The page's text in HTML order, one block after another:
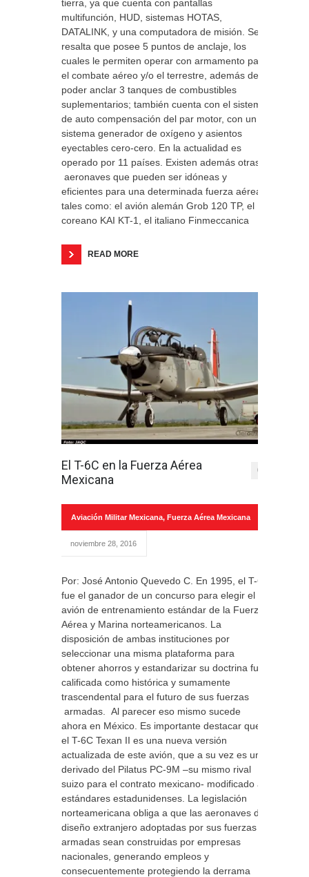
tierra, ya que cuenta con pantallas
multifunción, HUD, sistemas HOTAS,
DATALINK, y una computadora de misión. Se
resalta que posee 5 puntos de anclaje, los
cuales le permiten operar con armamento para
el combate aéreo y/o el terrestre, además de
poder anclar 3 tanques de combustibles
suplementarios; también cuenta con el sistema
de auto compensación del par motor, con un
sistema generador de oxígeno y asientos
eyectables cero-cero. En la actualidad es
operado por 11 países. Existen además otras
aeronaves que pueden ser idóneas y
eficientes para una determinada fuerza aérea,
tales como: el avión alemán Grob 120 TP, el
coreano KAI KT-1, el italiano Finmeccanica
READ MORE
El T-6C en la Fuerza Aérea
Mexicana
0
Aviación Militar Mexicana, Fuerza Aérea Mexicana
noviembre 28, 2016
Por: José Antonio Quevedo C. En 1995, el T-6
fue el ganador de un concurso para elegir el
avión de entrenamiento estándar de la Fuerza
Aérea y Marina norteamericanos. La
disposición de ambas instituciones por
seleccionar una misma plataforma para
obtener ahorros y estandarizar su doctrina fue
calificada como histórica y sumamente
trascendental para el futuro de sus fuerzas
armadas. Al parecer eso mismo sucede
ahora en México. Es importante destacar que
el T-6C Texan II es una nueva versión
actualizada de este avión, que a su vez es un
derivado del Pilatus PC-9M –su mismo rival
suizo para el contrato mexicano- modificado a
estándares estadunidenses. La legislación
norteamericana obliga a que las aeronaves de
diseño extranjero adoptadas por sus fuerzas
armadas sean construidas por empresas
nacionales, generando empleos y
consecuentemente protegiendo la derrama